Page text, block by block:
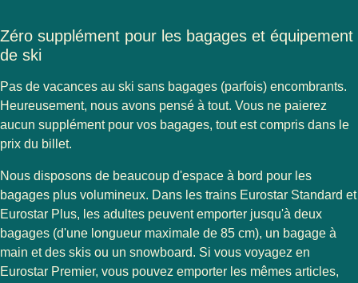
Zéro supplément pour les bagages et équipement
de ski
Pas de vacances au ski sans bagages (parfois) encombrants.
Heureusement, nous avons pensé à tout. Vous ne paierez
aucun supplément pour vos bagages, tout est compris dans le
prix du billet.
Nous disposons de beaucoup d'espace à bord pour les
bagages plus volumineux. Dans les trains Eurostar Standard et
Eurostar Plus, les adultes peuvent emporter jusqu'à deux
bagages (d'une longueur maximale de 85 cm), un bagage à
main et des skis ou un snowboard. Si vous voyagez en
Eurostar Premier, vous pouvez emporter les mêmes articles,